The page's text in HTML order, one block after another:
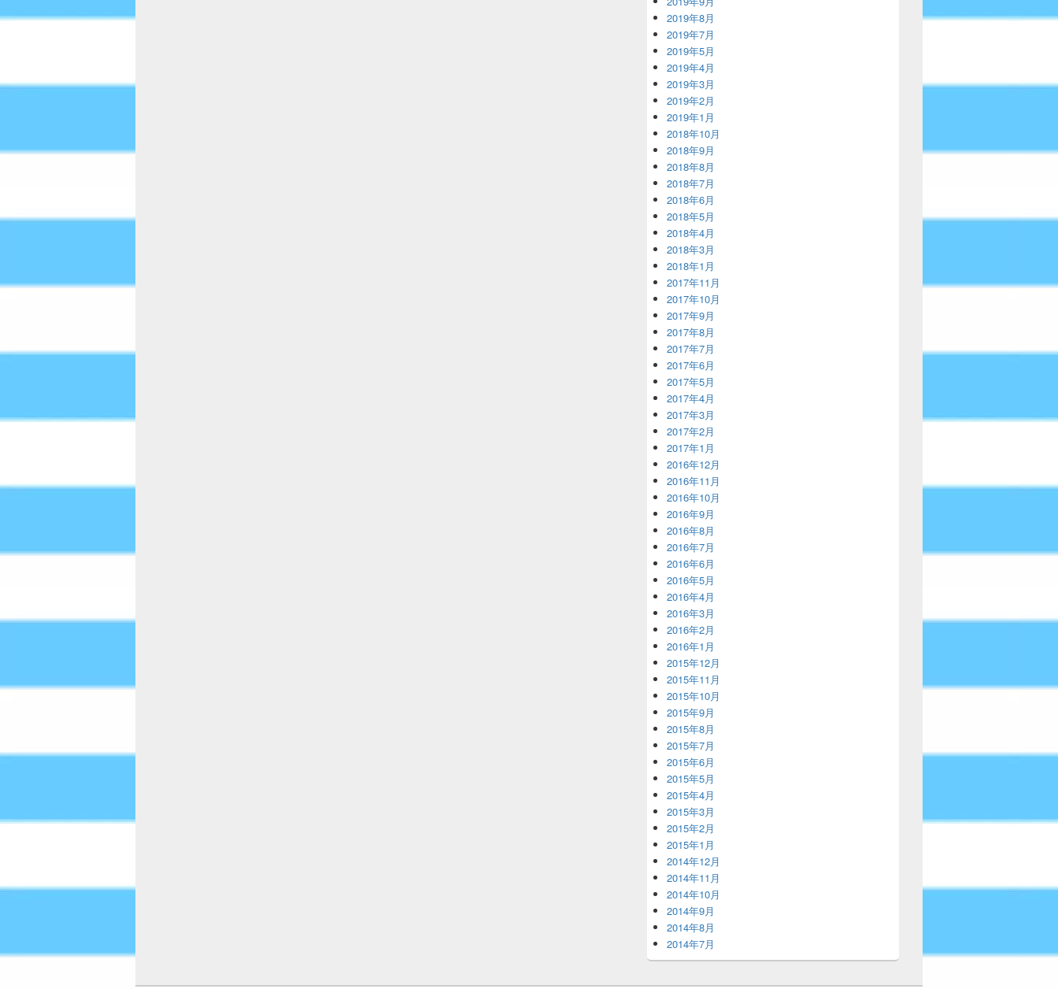
2019年8月
2019年7月
2019年5月
2019年4月
2019年3月
2019年2月
2019年1月
2018年10月
2018年9月
2018年8月
2018年7月
2018年6月
2018年5月
2018年4月
2018年3月
2018年1月
2017年11月
2017年10月
2017年9月
2017年8月
2017年7月
2017年6月
2017年5月
2017年4月
2017年3月
2017年2月
2017年1月
2016年12月
2016年11月
2016年10月
2016年9月
2016年8月
2016年7月
2016年6月
2016年5月
2016年4月
2016年3月
2016年2月
2016年1月
2015年12月
2015年11月
2015年10月
2015年9月
2015年8月
2015年7月
2015年6月
2015年5月
2015年4月
2015年3月
2015年2月
2015年1月
2014年12月
2014年11月
2014年10月
2014年9月
2014年8月
2014年7月